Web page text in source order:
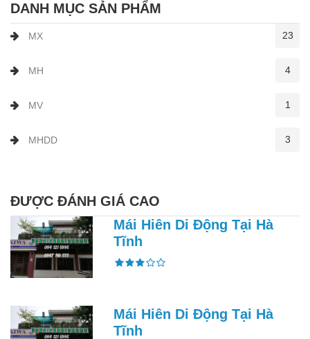
DANH MỤC SẢN PHẨM
MX 23
MH 4
MV 1
MHDD 3
ĐƯỢC ĐÁNH GIÁ CAO
Mái Hiên Di Động Tại Hà
Tĩnh
Mái Hiên Di Động Tại Hà
Tĩnh